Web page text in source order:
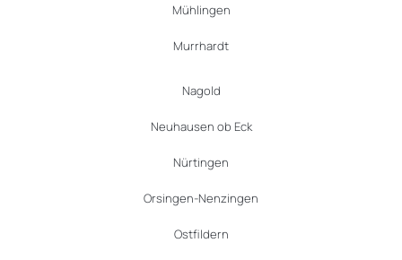
Mühlingen
Murrhardt
Nagold
Neuhausen ob Eck
Nürtingen
Orsingen-Nenzingen
Ostfildern